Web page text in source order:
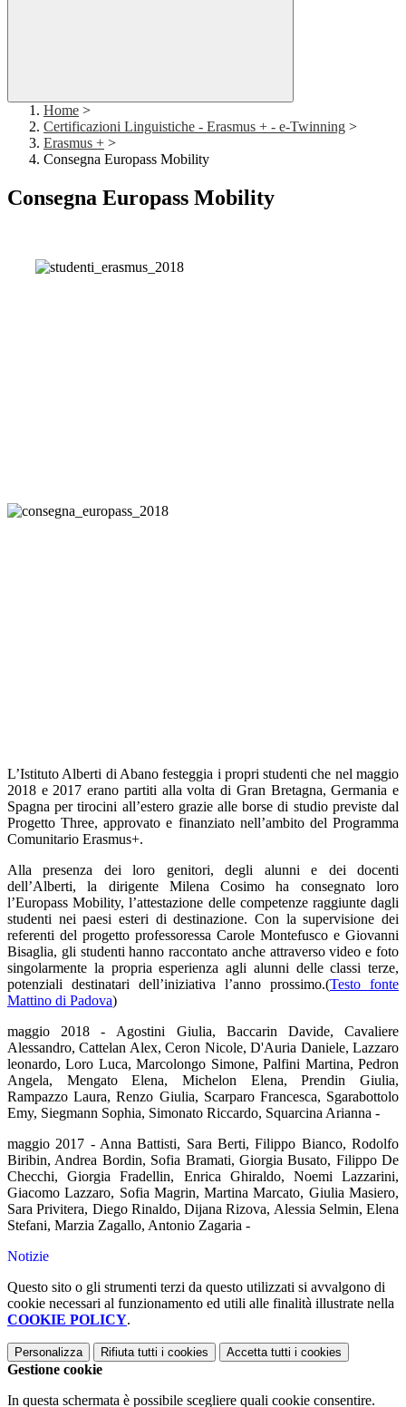
Home >
Certificazioni Linguistiche - Erasmus + - e-Twinning >
Erasmus + >
Consegna Europass Mobility
Consegna Europass Mobility
L’Istituto Alberti di Abano festeggia i propri studenti che nel maggio
2018 e 2017 erano partiti alla volta di Gran Bretagna, Germania e
Spagna per tirocini all’estero grazie alle borse di studio previste dal
Progetto Three, approvato e finanziato nell’ambito del Programma
Comunitario Erasmus+.
Alla presenza dei loro genitori, degli alunni e dei docenti
dell’Alberti, la dirigente Milena Cosimo ha consegnato loro
l’Europass Mobility, l’attestazione delle competenze raggiunte dagli
studenti nei paesi esteri di destinazione. Con la supervisione dei
referenti del progetto professoressa Carole Montefusco e Giovanni
Bisaglia, gli studenti hanno raccontato anche attraverso video e foto
singolarmente la propria esperienza agli alunni delle classi terze,
potenziali destinatari dell’iniziativa l’anno prossimo.(Testo fonte
Mattino di Padova)
maggio 2018 - Agostini Giulia, Baccarin Davide, Cavaliere
Alessandro, Cattelan Alex, Ceron Nicole, D'Auria Daniele, Lazzaro
leonardo, Loro Luca, Marcolongo Simone, Palfini Martina, Pedron
Angela, Mengato Elena, Michelon Elena, Prendin Giulia,
Rampazzo Laura, Renzo Giulia, Scarparo Francesca, Sgarabottolo
Emy, Siegmann Sophia, Simonato Riccardo, Squarcina Arianna -
maggio 2017 - Anna Battisti, Sara Berti, Filippo Bianco, Rodolfo
Biribin, Andrea Bordin, Sofia Bramati, Giorgia Busato, Filippo De
Checchi, Giorgia Fradellin, Enrica Ghiraldo, Noemi Lazzarini,
Giacomo Lazzaro, Sofia Magrin, Martina Marcato, Giulia Masiero,
Sara Privitera, Diego Rinaldo, Dijana Rizova, Alessia Selmin, Elena
Stefani, Marzia Zagallo, Antonio Zagaria -
Notizie
Questo sito o gli strumenti terzi da questo utilizzati si avvalgono di
cookie necessari al funzionamento ed utili alle finalità illustrate nella
COOKIE POLICY.
Personalizza Rifiuta tutti i cookies Accetta tutti i cookies
Gestione cookie
In questa schermata è possibile scegliere quali cookie consentire.